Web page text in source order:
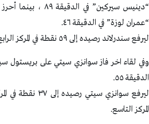
“عمران لوزة” في الدقيقة ٤٦.
ليرفع سندرلاند رصيده إلى ٥٩ نقطة في المركز الرابع ، بينما يأتي واتفورد في المركز العاشر برصيد ٤٢ نقطة.
وفي لقاء اخر فاز سوانزي سيتي على
الدقيقة ٥٥.
المركز التاسع.